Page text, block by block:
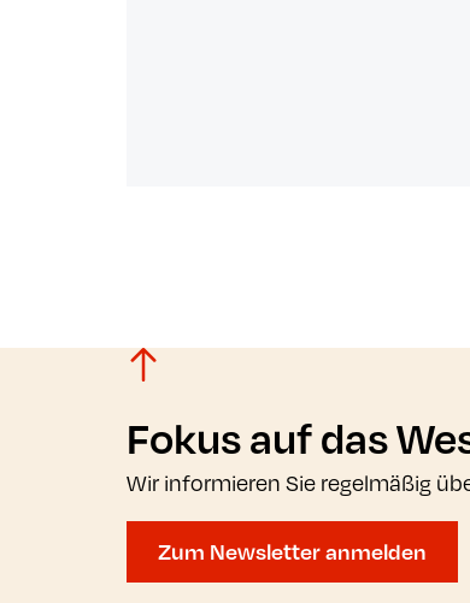
Fokus auf das
Wir informieren Sie regelmäßig
Zum Newsletter anmelden